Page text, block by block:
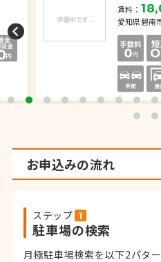
賃料：
愛知県碧南
お申込みの流れ
ステップ
駐車場の検索
月極駐車場検索を以下2パタ